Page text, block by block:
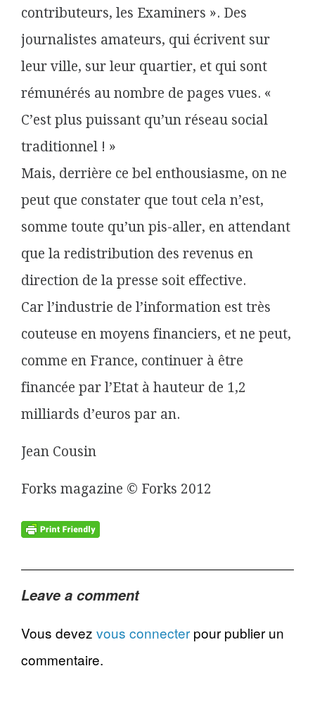
contributeurs, les Examiners ». Des
journalistes amateurs, qui écrivent sur
leur ville, sur leur quartier, et qui sont
rémunérés au nombre de pages vues. «
C’est plus puissant qu’un réseau social
traditionnel ! »
Mais, derrière ce bel enthousiasme, on ne
peut que constater que tout cela n’est,
somme toute qu’un pis-aller, en attendant
que la redistribution des revenus en
direction de la presse soit effective.
Car l’industrie de l’information est très
couteuse en moyens financiers, et ne peut,
comme en France, continuer à être
financée par l’Etat à hauteur de 1,2
milliards d’euros par an.
Jean Cousin
Forks magazine © Forks 2012
Leave a comment
Vous devez vous connecter pour publier un
commentaire.